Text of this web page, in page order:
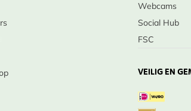
Webcams
Social Hub
FSC
VEILIG EN